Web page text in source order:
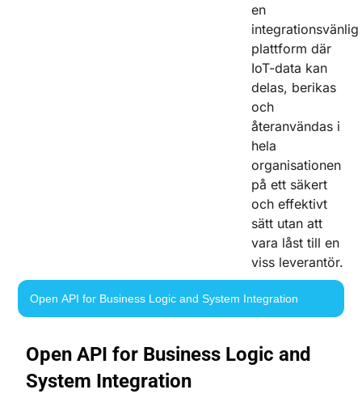
en
integrationsvänlig
plattform där
IoT-data kan
delas, berikas
och
återanvändas i
hela
organisationen
på ett säkert
och effektivt
sätt utan att
vara låst till en
viss leverantör.
Open API for Business Logic and System Integration
Open API for Business Logic and
System Integration